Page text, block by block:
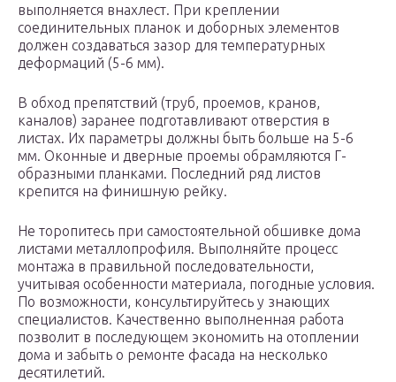
выполняется внахлест. При креплении
соединительных планок и доборных элементов
должен создаваться зазор для температурных
деформаций (5-6 мм).
В обход препятствий (труб, проемов, кранов,
каналов) заранее подготавливают отверстия в
листах. Их параметры должны быть больше на 5-6
мм. Оконные и дверные проемы обрамляются Г-
образными планками. Последний ряд листов
крепится на финишную рейку.
Не торопитесь при самостоятельной обшивке дома
листами металлопрофиля. Выполняйте процесс
монтажа в правильной последовательности,
учитывая особенности материала, погодные условия.
По возможности, консультируйтесь у знающих
специалистов. Качественно выполненная работа
позволит в последующем экономить на отоплении
дома и забыть о ремонте фасада на несколько
десятилетий.